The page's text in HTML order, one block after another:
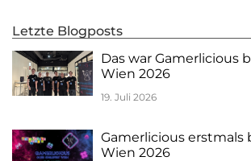
Letzte Blogposts
Das war Gamerlicious
Wien 2026
19. Juli 2026
Gamerlicious erstmals
Wien 2026